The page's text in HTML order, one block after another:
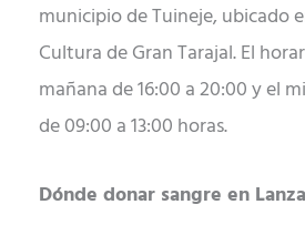
municipio de Tuineje, ubicado
Cultura de Gran Tarajal. El
mañana de 16:00 a 20:00 y el
de 09:00 a 13:00 horas.
Dónde donar sangre en